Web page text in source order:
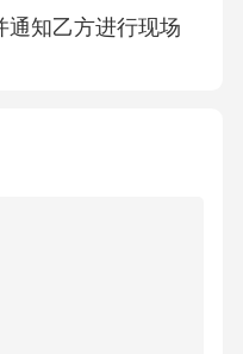
通知乙方进行现场
向甲方提出书面
设施设备无问题